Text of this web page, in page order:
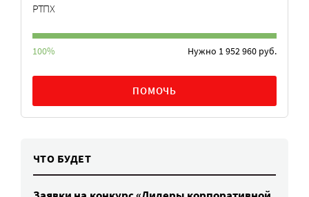
РТПХ
100% Нужно 1 952 960 руб.
ПОМОЧЬ
ЧТО БУДЕТ